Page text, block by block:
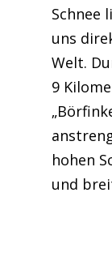
Schnee
uns
Welt.
9
hohen
und